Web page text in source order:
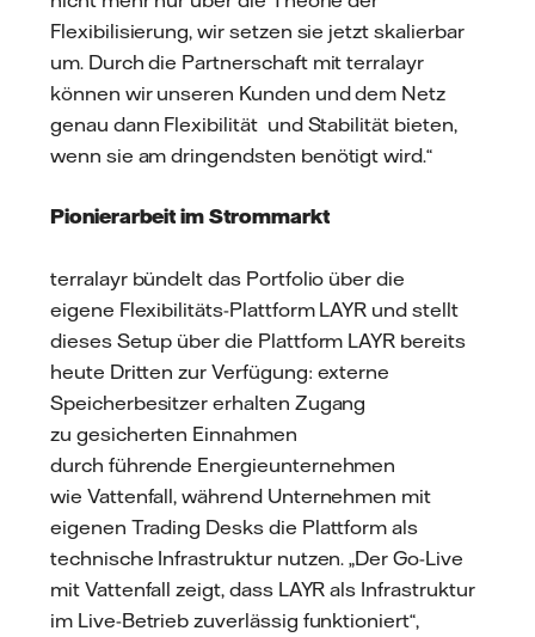
Flexibilisierung, wir setzen sie jetzt skalierbar
um. Durch die Partnerschaft mit terralayr
können wir unseren Kunden und dem Netz
genau dann Flexibilität und Stabilität bieten,
wenn sie am dringendsten benötigt wird.“
Pionierarbeit im Strommarkt
terralayr bündelt das Portfolio über die
eigene Flexibilitäts-Plattform LAYR und stellt
dieses Setup über die Plattform LAYR bereits
heute Dritten zur Verfügung: externe
Speicherbesitzer erhalten Zugang
zu gesicherten Einnahmen
durch führende Energieunternehmen
wie Vattenfall, während Unternehmen mit
eigenen Trading Desks die Plattform als
technische Infrastruktur nutzen. „Der Go-Live
mit Vattenfall zeigt, dass LAYR als Infrastruktur
im Live-Betrieb zuverlässig funktioniert“,